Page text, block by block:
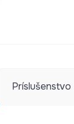
Príslušenstvo